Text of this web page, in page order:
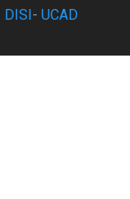
DISI- UCAD